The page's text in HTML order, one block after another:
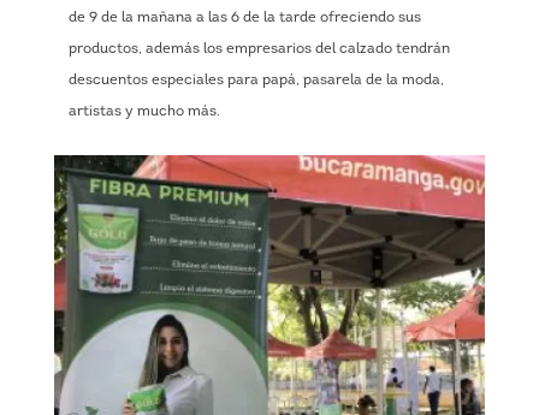
de 9 de la mañana a las 6 de la tarde ofreciendo sus
productos, además los empresarios del calzado tendrán
descuentos especiales para papá, pasarela de la moda,
artistas y mucho más.